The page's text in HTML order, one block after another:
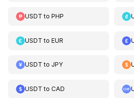
USDT to PHP
USDT to EUR
USDT to JPY
USDT to CAD